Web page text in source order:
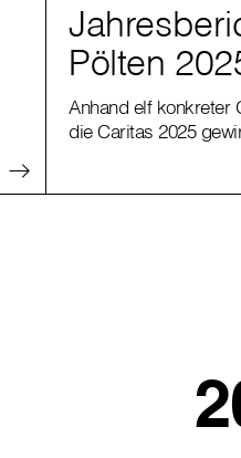
Pölten
Anhand elf konkreter
die Caritas 2025